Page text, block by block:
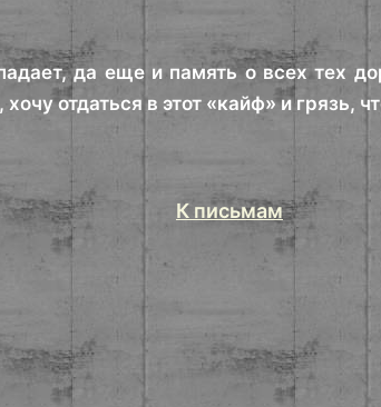
да еще и память о всех тех
отдаться в этот «кайф» и грязь,
К письмам